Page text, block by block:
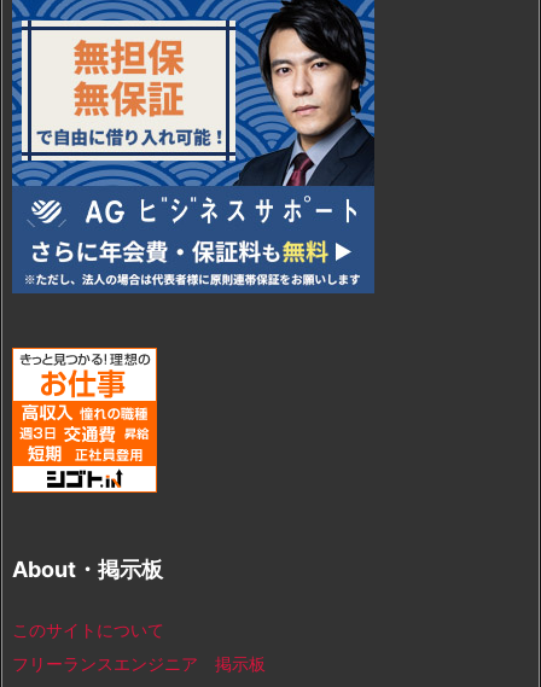
About・掲示板
このサイトについて
フリーランスエンジニア 掲示板